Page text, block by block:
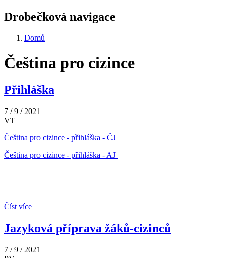
Drobečková navigace
Domů
Čeština pro cizince
Přihláška
7 / 9 / 2021
VT
Čeština pro cizince - přihláška - ČJ
Čeština pro cizince - přihláška - AJ
Číst více
Jazyková příprava žáků-cizinců
7 / 9 / 2021